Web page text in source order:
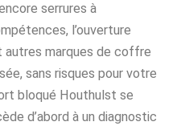
serrures à
l’ouverture
marques de coffre
sans risques pour votre
bloqué Houthulst se
d’abord à un diagnostic